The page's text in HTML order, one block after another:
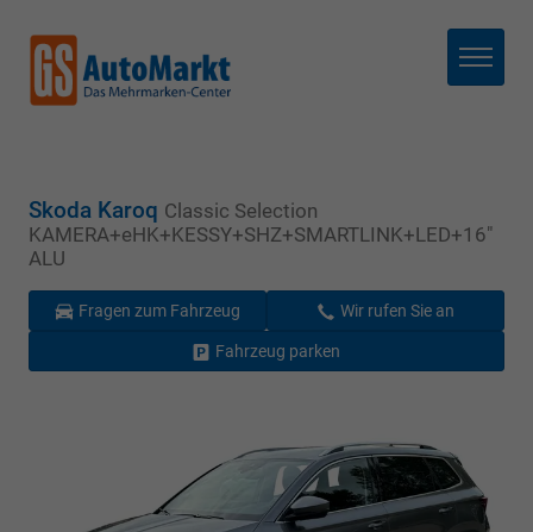
Menü
Skoda Karoq Classic Selection
KAMERA+eHK+KESSY+SHZ+SMARTLINK+LED+16"
ALU
Fragen zum Fahrzeug Wir rufen Sie an
Fahrzeug parken